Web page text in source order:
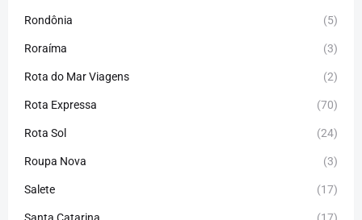
Rondônia (5)
Roraíma (3)
Rota do Mar Viagens (2)
Rota Expressa (70)
Rota Sol (24)
Roupa Nova (3)
Salete (17)